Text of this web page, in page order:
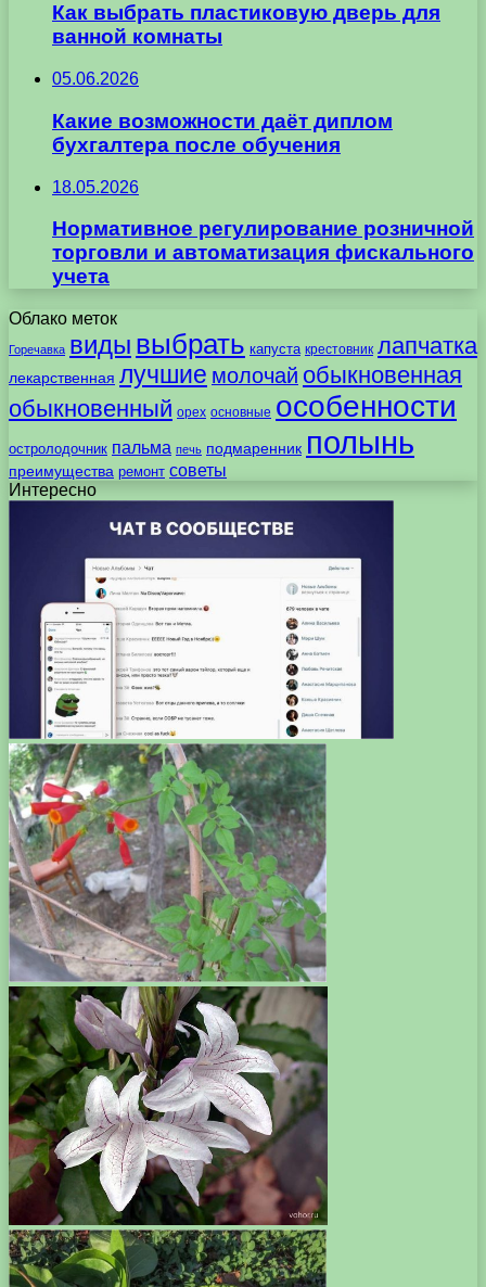
Как выбрать пластиковую дверь для
ванной комнаты
05.06.2026
Какие возможности даёт диплом
бухгалтера после обучения
18.05.2026
Нормативное регулирование розничной
торговли и автоматизация фискального
учета
Облако меток
Горечавка виды выбрать капуста крестовник лапчатка
лекарственная лучшие молочай обыкновенная
обыкновенный орех основные особенности
остролодочник пальма печь подмаренник полынь
преимущества ремонт советы
Интересно